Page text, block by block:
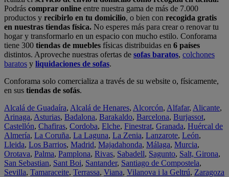
Podrás comprar online entre nuestra gama de más de 7.000
productos y recibirlo en tu domicilio, o bien con recogida gratis
en nuestras tiendas física. No esperes más para crear o renovar tu
hogar y transformarlo en un espacio con mucho estilo. Conforama
tiene 300 tiendas de muebles físicas distribuidas en 6 países
distintos. Aproveche nuestras ofertas de sofas baratos, colchones
baratos y liquidaciones de sofas.
Conforama solo comercializa a través de su website o, físicamente,
en sus tiendas de sofás.
Alcalá de Guadaíra, Alcalá de Henares, Alcorcón, Alfafar, Alicante,
Arinaga, Asturias, Badalona, Barakaldo, Barcelona, Burjassot,
Castellón, Chafiras, Cordoba, Elche, Finestrat, Granada, Huércal de
Almería, La Coruña, La Laguna, La Zenia, Lanzarote, León,
Lleida, Los Barrios, Madrid, Majadahonda, Málaga, Murcia,
Orotava, Palma, Pamplona, Rivas, Sabadell, Sagunto, Salt, Girona,
San Sebastian, Sant Boi, Santander, Santiago de Compostela,
Sevilla, Tamaraceite, Terrassa, Viana, Vilanova i la Geltrú, Zaragoza